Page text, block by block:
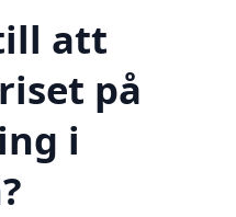
att
på
i